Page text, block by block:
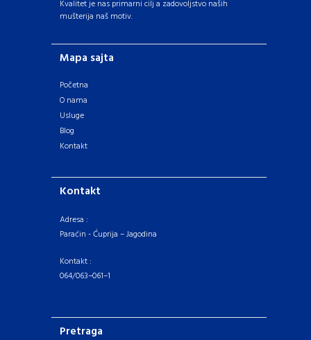
Kvalitet je nas primarni cilj a zadovoljstvo naših
mušterija naš motiv.
Mapa sajta
Početna
O nama
Usluge
Blog
Kontakt
Kontakt
Adresa :
Paraćin - Ćuprija – Jagodina
Kontakt :
064/063–061–1
Pretraga